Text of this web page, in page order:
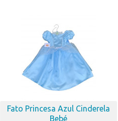
Fato Princesa Azul Cinderela
Bebé